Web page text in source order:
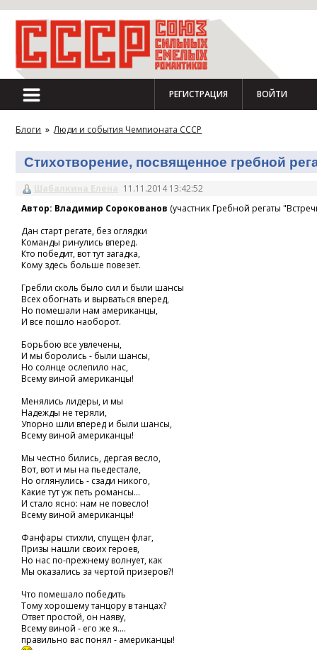
РЕГИСТРАЦИЯ ВОЙТИ
Блоги » Люди и события Чемпионата СССР
Стихотворение, посвященное гребной
Шабалкина Елена 11.11.2014 13:42:52
Автор: Владимир Сорокованов (участник Гребной регаты
Дан старт регате, без оглядки
Команды ринулись вперед.
Кто победит, вот тут загадка,
Кому здесь больше повезет.
Гребли сколь было сил и были шансы
Всех обогнать и вырваться вперед,
Но помешали нам американцы,
И все пошло наоборот.
Борьбою все увлечены,
И мы боролись - были шансы,
Но солнце ослепило нас,
Всему виной американцы!
Менялись лидеры, и мы
Надежды не теряли,
Упорно шли вперед и были шансы,
Всему виной американцы!
Мы честно бились, дергая весло,
Вот, вот и мы на пьедестале,
Но оглянулись - сзади никого,
Какие тут уж петь романсы...
И стало ясно: нам не повесло!
Всему виной американцы!
Фанфары стихли, спущен флаг,
Призы нашли своих героев,
Но нас по-прежнему волнует, как
Мы оказались за чертой призеров?!
Что помешало победить
Тому хорошему танцору в танцах?
Ответ простой, он наяву,
Всему виной - его же я....
правильно вас понял - американцы!